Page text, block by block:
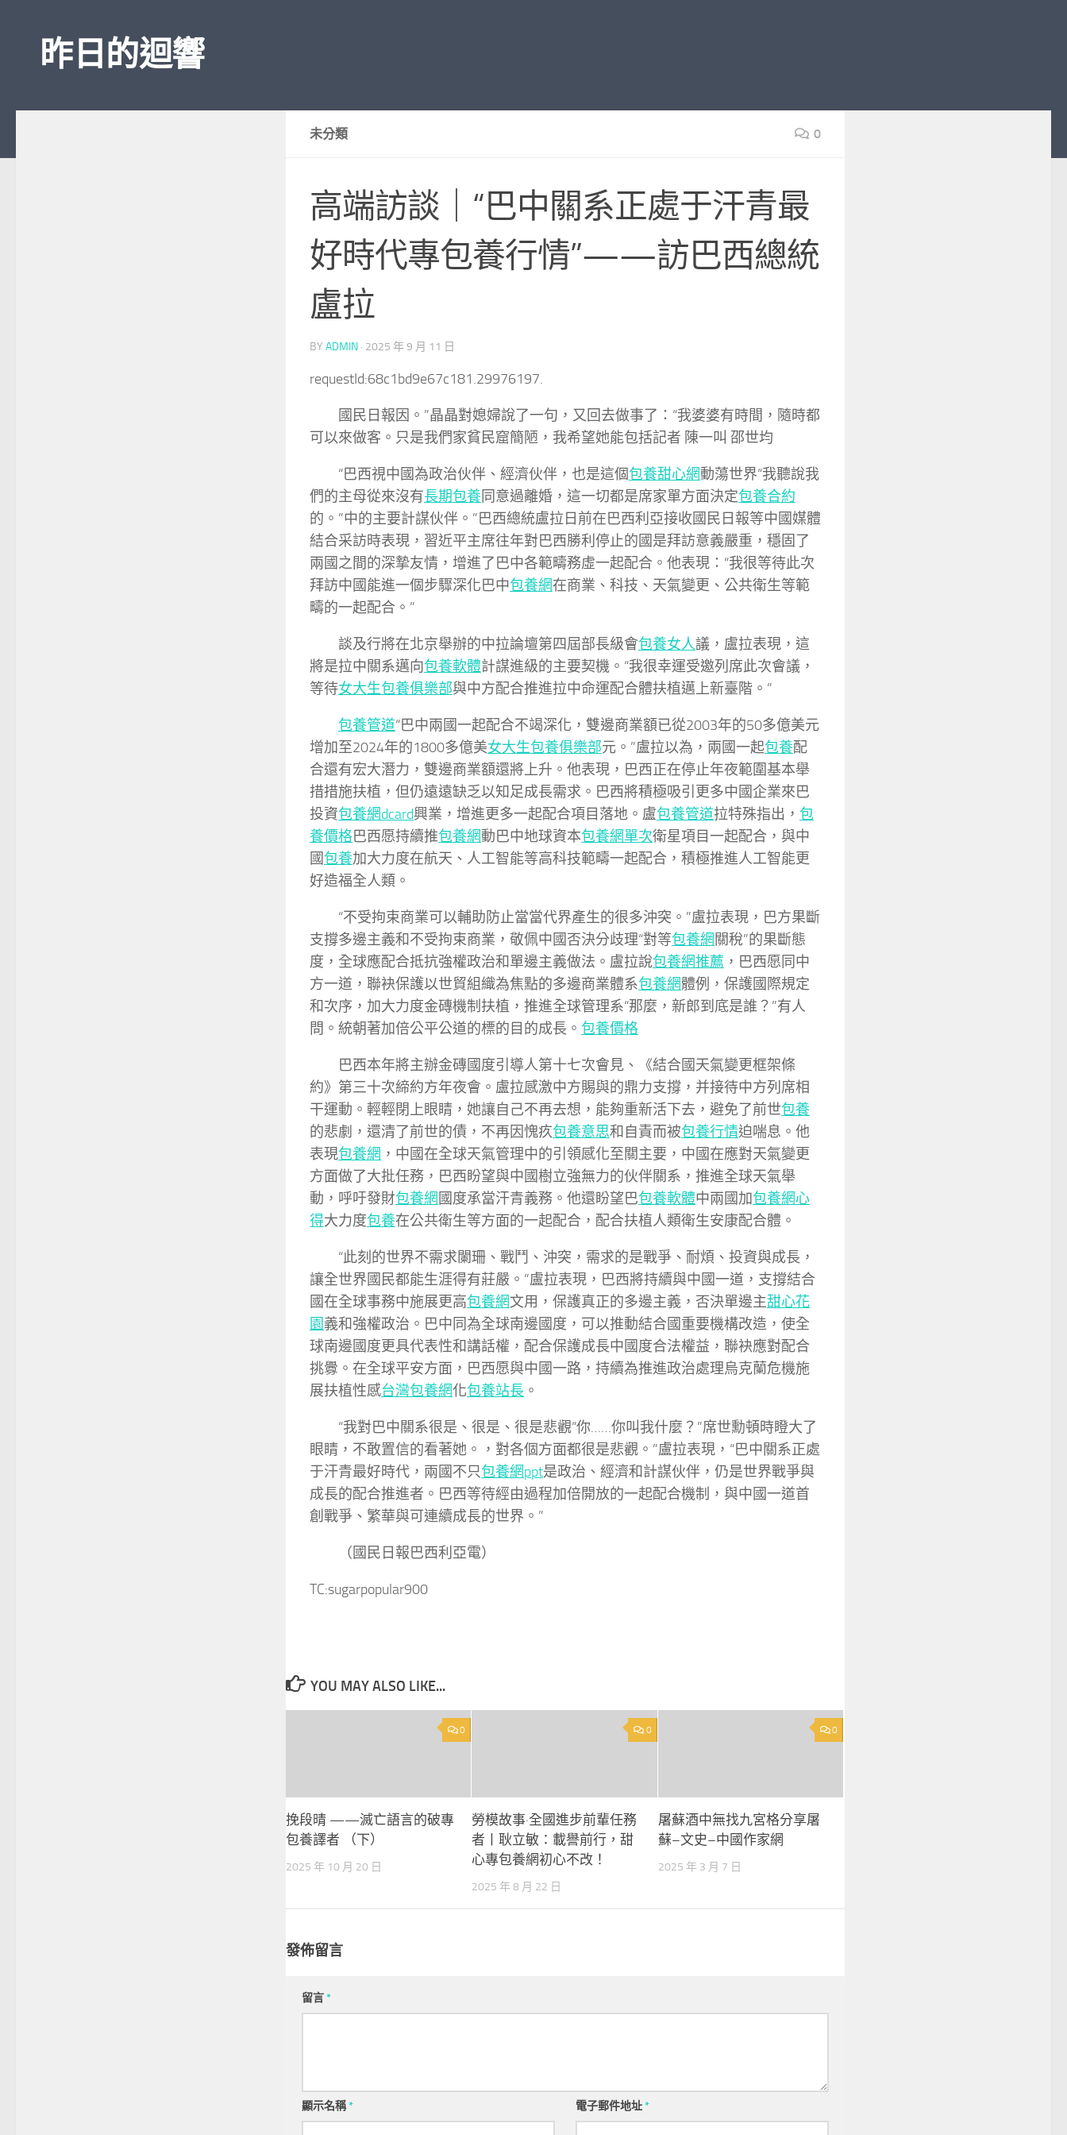
昨日的迴響
未分類 0
高端訪談｜“巴中關系正處于汗青最
好時代專包養行情”——訪巴西總統
盧拉
BY ADMIN · 2025 年 9 月 11 日
requestId:68c1bd9e67c181.29976197.
國民日報因。”晶晶對媳婦說了一句，又回去做事了：“我婆婆有時間，隨時都
可以來做客。只是我們家貧民窟簡陋，我希望她能包括記者 陳一叫 邵世均
“巴西視中國為政治伙伴、經濟伙伴，也是這個包養甜心網動蕩世界“我聽說我
們的主母從來沒有長期包養同意過離婚，這一切都是席家單方面決定包養合約
的。”中的主要計謀伙伴。”巴西總統盧拉日前在巴西利亞接收國民日報等中國媒體
結合采訪時表現，習近平主席往年對巴西勝利停止的國是拜訪意義嚴重，穩固了
兩國之間的深摯友情，增進了巴中各範疇務虛一起配合。他表現：“我很等待此次
拜訪中國能進一個步驟深化巴中包養網在商業、科技、天氣變更、公共衛生等範
疇的一起配合。”
談及行將在北京舉辦的中拉論壇第四屆部長級會包養女人議，盧拉表現，這
將是拉中關系邁向包養軟體計謀進級的主要契機。“我很幸運受邀列席此次會議，
等待女大生包養俱樂部與中方配合推進拉中命運配合體扶植邁上新臺階。”
包養管道“巴中兩國一起配合不竭深化，雙邊商業額已從2003年的50多億美元
增加至2024年的1800多億美女大生包養俱樂部元。”盧拉以為，兩國一起包養配
合還有宏大潛力，雙邊商業額還將上升。他表現，巴西正在停止年夜範圍基本舉
措措施扶植，但仍遠遠缺乏以知足成長需求。巴西將積極吸引更多中國企業來巴
投資包養網dcard興業，增進更多一起配合項目落地。盧包養管道拉特殊指出， 包
養價格巴西愿持續推包養網動巴中地球資本包養網單次衛星項目一起配合，與中
國包養加大力度在航天、人工智能等高科技範疇一起配合，積極推進人工智能更
好造福全人類。
“不受拘束商業可以輔助防止當當代界產生的很多沖突。”盧拉表現，巴方果斷
支撐多邊主義和不受拘束商業，敬佩中國否決分歧理“對等包養網 關稅”的果斷態
度，全球應配合抵抗強權政治和單邊主義做法。盧拉說包養網推薦 ，巴西愿同中
方一道，聯袂保護以世貿組織為焦點的多邊商業體系包養網體例，保護國際規定
和次序，加大力度金磚機制扶植，推進全球管理系“那麼，新郎到底是誰？”有人
問。統朝著加倍公平公道的標的目的成長。 包養價格
巴西本年將主辦金磚國度引導人第十七次會見、《結合國天氣變更框架條
約》第三十次締約方年夜會。盧拉感激中方賜與的鼎力支撐，并接待中方列席相
干運動。輕輕閉上眼睛，她讓自己不再去想，能夠重新活下去，避免了前世包養
的悲劇，還清了前世的債，不再因愧疚包養意思和自責而被包養行情迫喘息。他
表現包養網 ，中國在全球天氣管理中的引領感化至關主要，中國在應對天氣變更
方面做了大批任務，巴西盼望與中國樹立強無力的伙伴關系，推進全球天氣舉
動，呼吁發財包養網 國度承當汗青義務。他還盼望巴包養軟體中兩國加包養網心
得大力度包養在公共衛生等方面的一起配合，配合扶植人類衛生安康配合體。
“此刻的世界不需求闌珊、戰鬥、沖突，需求的是戰爭、耐煩、投資與成長，
讓全世界國民都能生涯得有莊嚴。”盧拉表現，巴西將持續與中國一道，支撐結合
國在全球事務中施展更高包養網文用，保護真正的多邊主義，否決單邊主甜心花
園義和強權政治。巴中同為全球南邊國度，可以推動結合國重要機構改造，使全
球南邊國度更具代表性和講話權，配合保護成長中國度合法權益，聯袂應對配合
挑釁。在全球平安方面，巴西愿與中國一路，持續為推進政治處理烏克蘭危機施
展扶植性感台灣包養網化包養站長 。
“我對巴中關系很是、很是、很是悲觀“你……你叫我什麼？”席世勳頓時瞪大了
眼睛，不敢置信的看著她。，對各個方面都很是悲觀。”盧拉表現，“巴中關系正處
于汗青最好時代，兩國不只包養網ppt是政治、經濟和計謀伙伴，仍是世界戰爭與
成長的配合推進者。巴西等待經由過程加倍開放的一起配合機制，與中國一道首
創戰爭、繁華與可連續成長的世界。”
（國民日報巴西利亞電）
TC:sugarpopular900
YOU MAY ALSO LIKE...
0
挽段晴 ——滅亡語言的破專
包養譯者 （下）
2025 年 10 月 20 日
0
勞模故事·全國進步前輩任務
者丨耿立敏：載譽前行，甜
心專包養網初心不改！
2025 年 8 月 22 日
0
屠蘇酒中無找九宮格分享屠
蘇–文史–中國作家網
2025 年 3 月 7 日
發佈留言
留言*
顯示名稱* 電子郵件地址*